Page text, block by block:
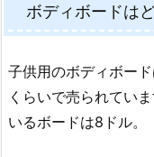
ボディボードは
子供用のボディボー
くらいで売られてい
いるボードは8ドル。